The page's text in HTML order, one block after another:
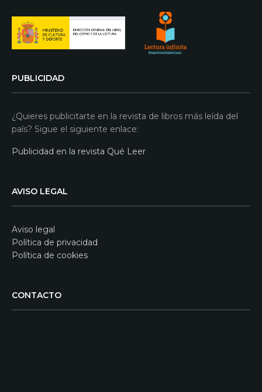
PUBLICIDAD
¿Quieres publicitarte en la revista de libros más leída del
país? Sigue el siguiente enlace:
Publicidad en la revista Qué Leer
AVISO LEGAL
Aviso legal
Política de privacidad
Política de cookies
CONTACTO